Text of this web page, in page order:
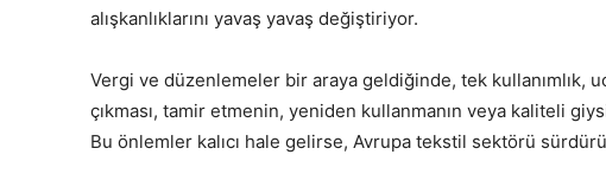
alışkanlıklarını yavaş yavaş değiştiriyor.
Vergi ve düzenlemeler bir araya geldiğinde, tek kullanımlık,
çıkması, tamir etmenin, yeniden kullanmanın veya kaliteli
Bu önlemler kalıcı hale gelirse, Avrupa tekstil sektörü